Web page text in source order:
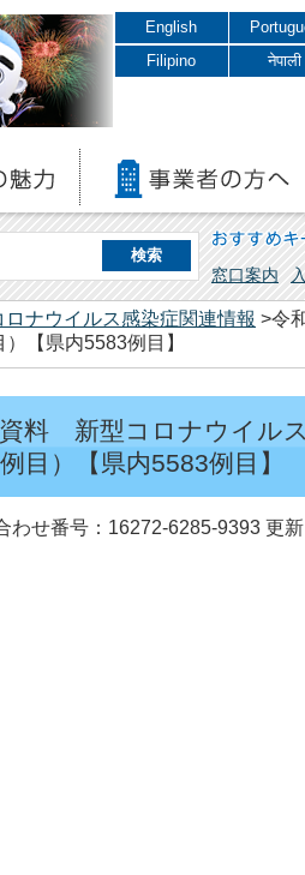
English
Filipino
नेपाली
おすすめキ
窓口案内
ロナウイルス感染症関連情報 >令
【県内5583例目】
料 新型コロナウイル
目）【県内5583例目】
わせ番号：16272-6285-9393 更